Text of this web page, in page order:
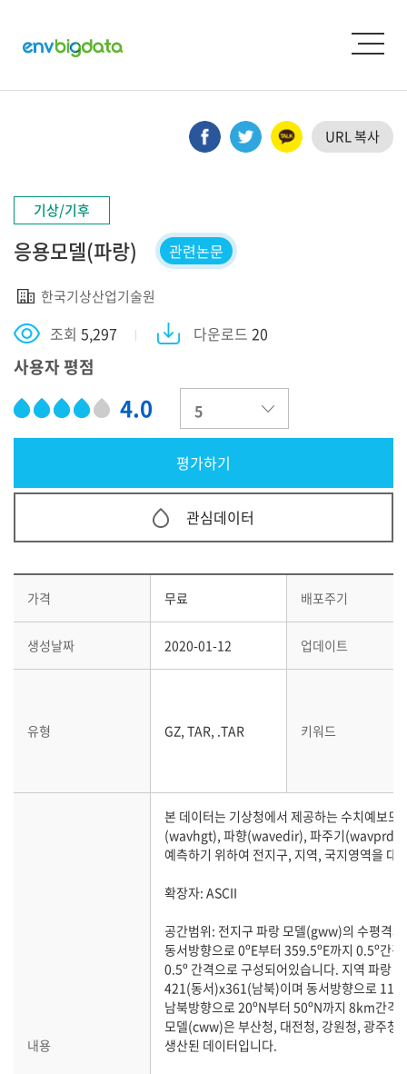
URL 복사
기상/기후
응용모델(파랑) 관련논문
한국기상산업기술원
조회 5,297 다운로드 20
사용자 평점
4.0
관심데이터
가격 무료 배포주기
생성날짜 2020-01-12 업데이트
유형 GZ, TAR, .TAR 키워드
내용
본 데이터는 기상청에서 제공하는 수치예보모
(wavhgt), 파향(wavedir), 파주기(wavprd),
예측하기 위하여 전지구, 지역, 국지영역을 대
확장자: ASCII
공간범위: 전지구 파랑 모델(gww)의 수평격
동서방향으로 0ºE부터 359.5ºE까지 0.5º간
0.5º 간격으로 구성되어있습니다. 지역 파랑
421(동서)x361(남북)이며 동서방향으로
남북방향으로 20ºN부터 50ºN까지 8km간격
모델(cww)은 부산청, 대전청, 강원청, 광주청
생산된 데이터입니다.